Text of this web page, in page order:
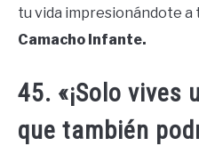
tu vida impresionándote a
Camacho Infante.
45. «¡Solo vives
que también